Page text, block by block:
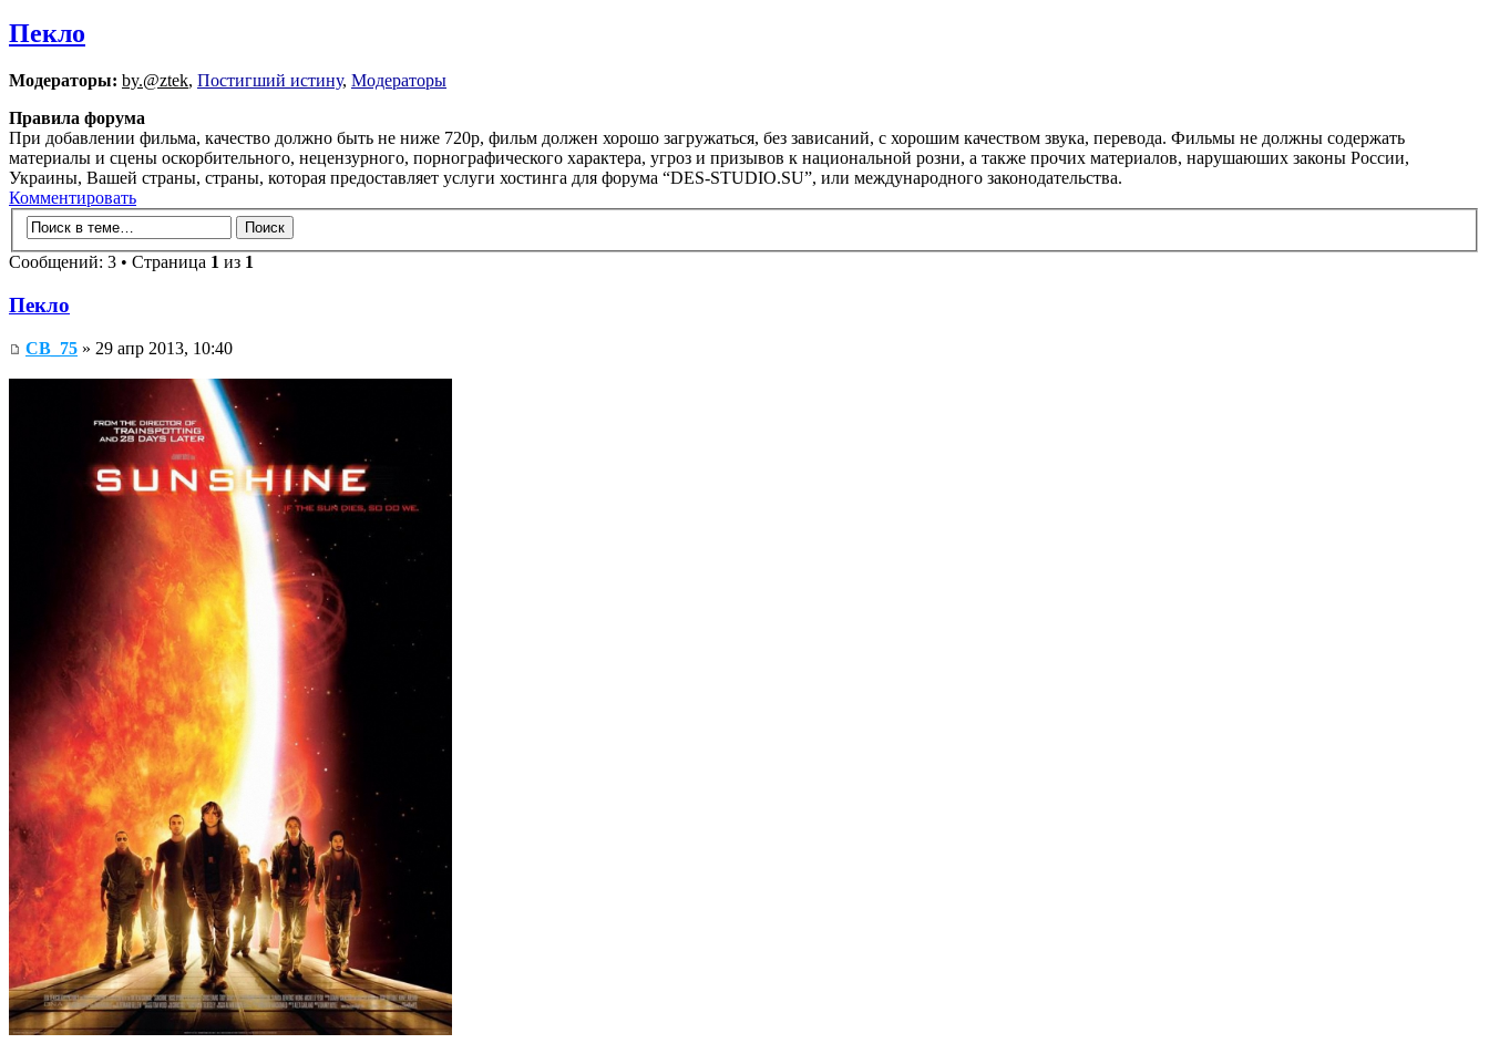
Пекло
Модераторы: by.@ztek, Постигший истину, Модераторы
Правила форума
При добавлении фильма, качество должно быть не ниже 720p, фильм должен хорошо загружаться, без зависаний, с хорошим качеством звука, перевода. Фильмы не должны содержать
материалы и сцены оскорбительного, нецензурного, порнографического характера, угроз и призывов к национальной розни, а также прочих материалов, нарушаюших законы России,
Украины, Вашей страны, страны, которая предоставляет услуги хостинга для форума “DES-STUDIO.SU”, или международного законодательства.
Комментировать
Сообщений: 3 • Страница 1 из 1
Пекло
СВ_75 » 29 апр 2013, 10:40